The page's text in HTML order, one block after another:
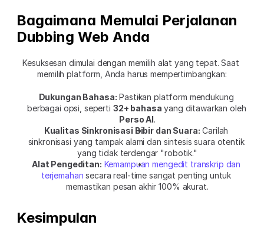
Bagaimana Memulai Perjalanan
Dubbing Web Anda
Kesuksesan dimulai dengan memilih alat yang tepat. Saat
memilih platform, Anda harus mempertimbangkan:
Dukungan Bahasa: Pastikan platform mendukung
berbagai opsi, seperti 32+ bahasa
Perso AI.
Kualitas Sinkronisasi Bibir dan Suara: Carilah
sinkronisasi yang tampak alami dan sintesis suara otentik
yang tidak terdengar "robotik."
Alat Pengeditan: Kemampuan mengedit transkrip dan
terjemahan secara real-time sangat penting untuk
memastikan pesan akhir 100% akurat.
Kesimpulan